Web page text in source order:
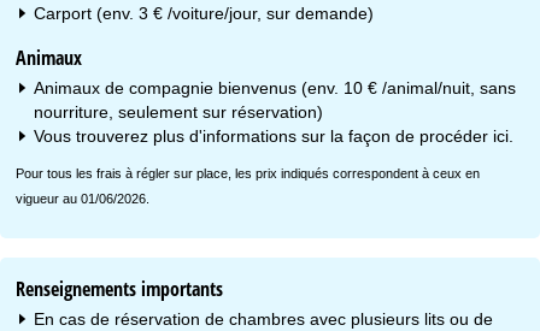
Carport (env. 3 € /voiture/jour, sur demande)
Animaux
Animaux de compagnie bienvenus (env. 10 € /animal/nuit, sans
nourriture, seulement sur réservation)
Vous trouverez plus d'informations sur la façon de procéder ici
Pour tous les frais à régler sur place, les prix indiqués correspondent à ceux en
vigueur au 01/06/2026.
Renseignements importants
En cas de réservation de chambres avec plusieurs lits ou de